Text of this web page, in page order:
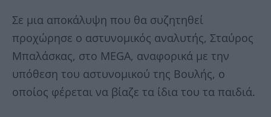
Σε μια αποκάλυψη που θα συζητηθεί
προχώρησε ο αστυνομικός αναλυτής, Σταύρος
Μπαλάσκας, στο MEGA, αναφορικά με την
υπόθεση του αστυνομικού της Βουλής, ο
οποίος φέρεται να βίαζε τα ίδια του τα παιδιά.